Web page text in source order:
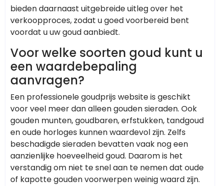
bieden daarnaast uitgebreide uitleg over het
verkoopproces, zodat u goed voorbereid bent
voordat u uw goud aanbiedt.
Voor welke soorten goud kunt u
een waardebepaling
aanvragen?
Een professionele goudprijs website is geschikt
voor veel meer dan alleen gouden sieraden. Ook
gouden munten, goudbaren, erfstukken, tandgoud
en oude horloges kunnen waardevol zijn. Zelfs
beschadigde sieraden bevatten vaak nog een
aanzienlijke hoeveelheid goud. Daarom is het
verstandig om niet te snel aan te nemen dat oude
of kapotte gouden voorwerpen weinig waard zijn.